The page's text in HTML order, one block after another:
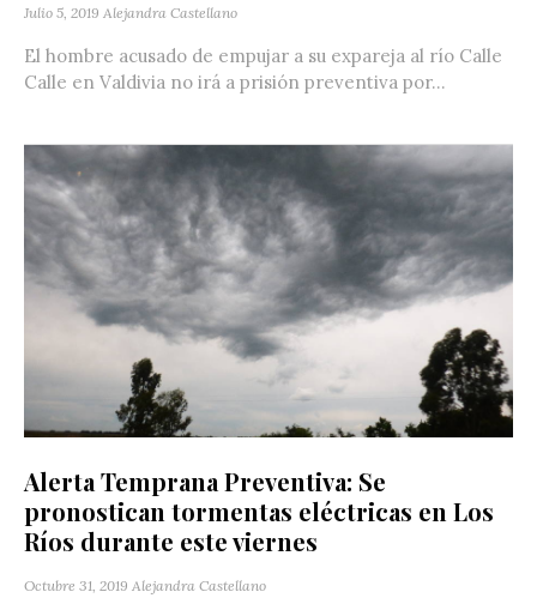
Julio 5, 2019 Alejandra Castellano
El hombre acusado de empujar a su expareja al río Calle
Calle en Valdivia no irá a prisión preventiva por...
Alerta Temprana Preventiva: Se
pronostican tormentas eléctricas en Los
Ríos durante este viernes
Octubre 31, 2019 Alejandra Castellano